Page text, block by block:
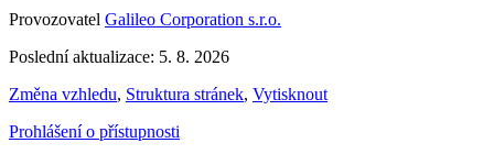
Provozovatel Galileo Corporation s.r.o.
Poslední aktualizace: 5. 8. 2026
Změna vzhledu, Struktura stránek, Vytisknout
Prohlášení o přístupnosti